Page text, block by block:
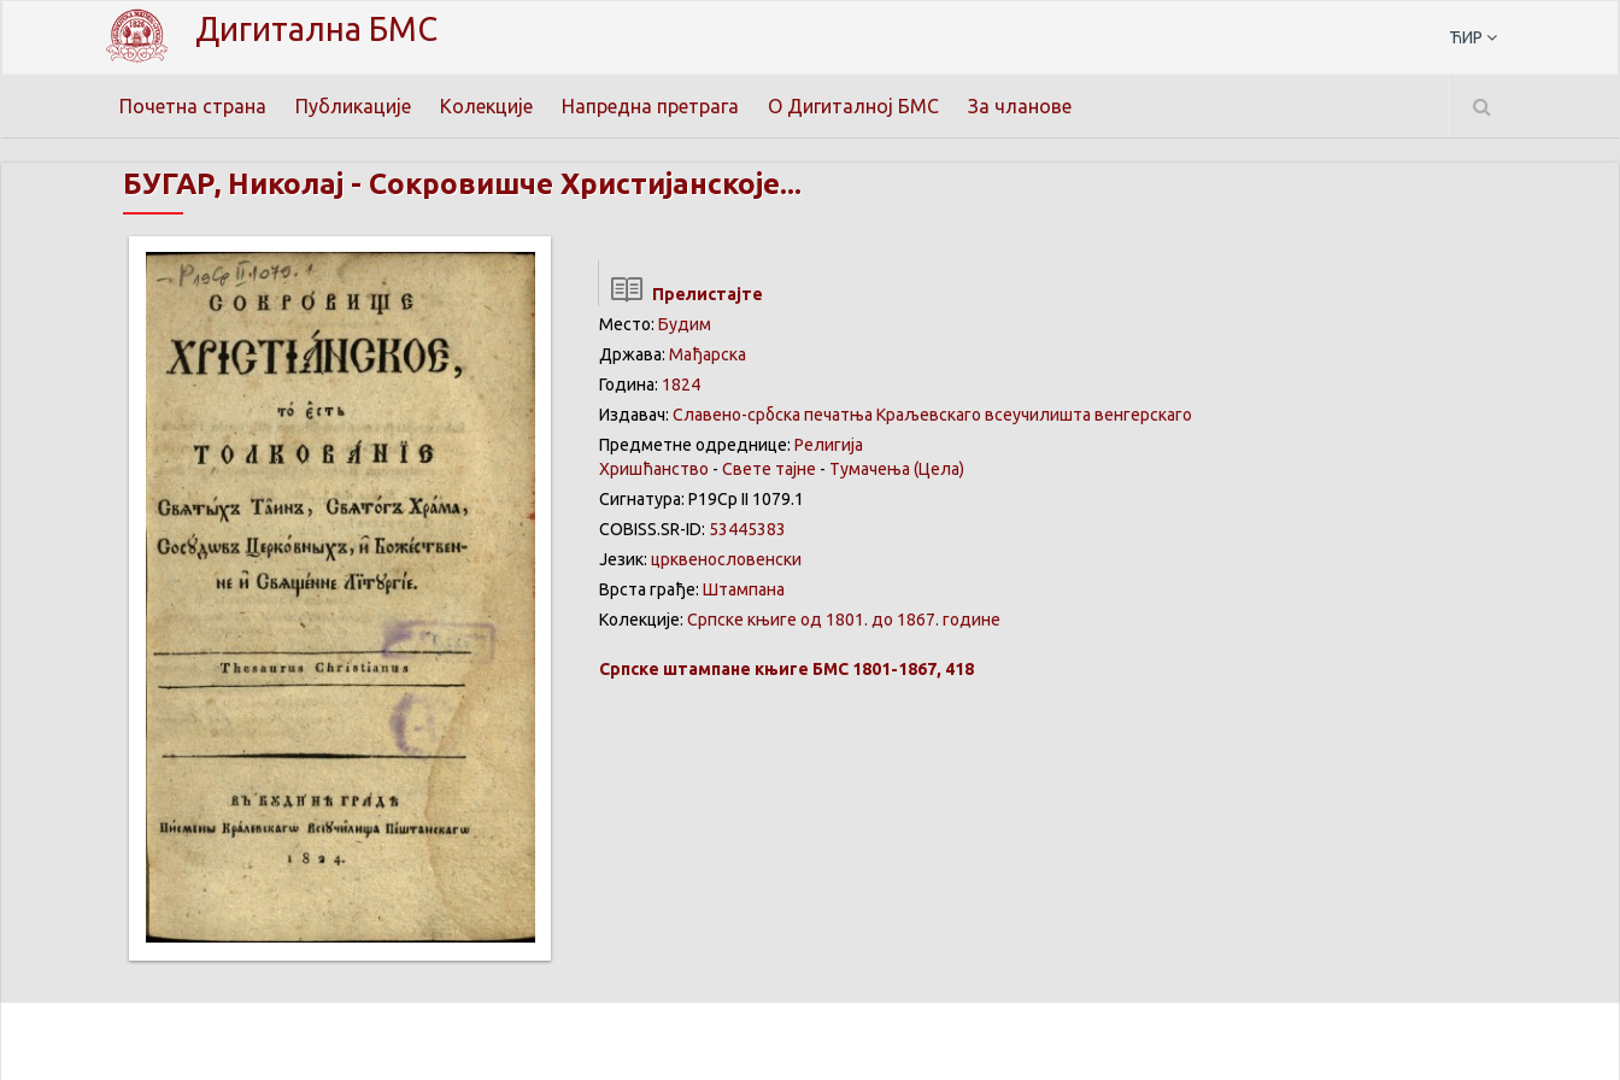
Дигитална БМС ЋИР
Почетна страна Публикације Колекције Напредна претрага О Дигиталној БМС За чланове
БУГАР, Николај - Сокровишче Христијанскоје...
Прелистајте
Место: Будим
Држава: Мађарска
Година: 1824
Издавач: Славено-србска печатња Краљевскаго всеучилишта венгерскаго
Предметне одреднице: Религија
Хришћанство - Свете тајне - Тумачења (Цела)
Сигнатура: Р19Ср II 1079.1
COBISS.SR-ID: 53445383
Језик: црквенословенски
Врста грађе: Штампана
Колекције: Српске књиге од 1801. до 1867. године
Српске штампане књиге БМС 1801-1867, 418